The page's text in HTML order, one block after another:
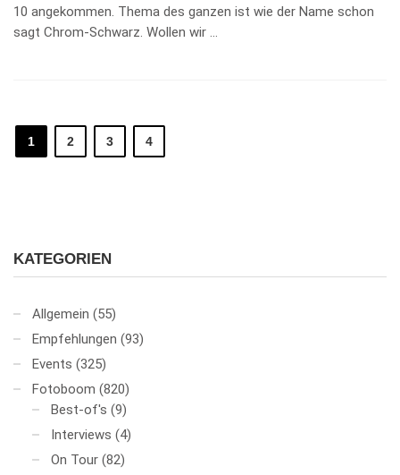
10 angekommen. Thema des ganzen ist wie der Name schon
sagt Chrom-Schwarz. Wollen wir …
1 2 3 4
KATEGORIEN
Allgemein (55)
Empfehlungen (93)
Events (325)
Fotoboom (820)
Best-of's (9)
Interviews (4)
On Tour (82)